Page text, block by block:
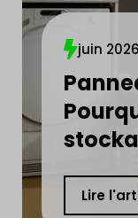
juin 2026
Lire